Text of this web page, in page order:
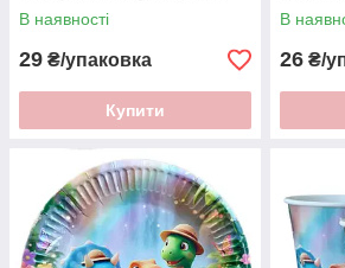
В наявності
29 ₴/упаковка
Купити
В
26 ₴/